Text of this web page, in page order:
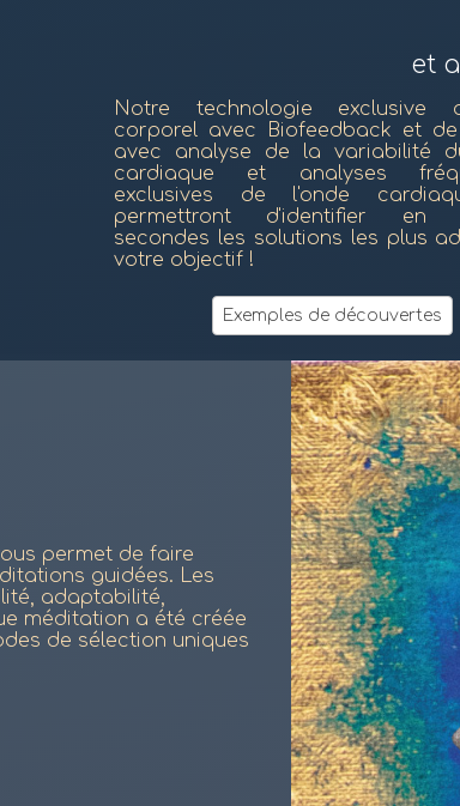
et
Notre technologie exclusive
corporel avec Biofeedback et de
avec analyse de la variabilité
cardiaque et analyses
exclusives de l'onde
permettront d'identifier en
secondes les solutions les plus
votre objectif !
Exemples de découvertes
permet de faire
guidées. Les
adaptabilité,
méditation a été créée
de sélection uniques